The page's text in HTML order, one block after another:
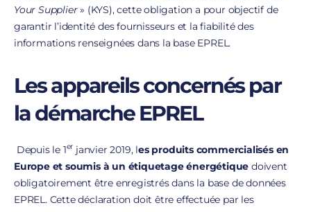
Your Supplier» (KYS), cette obligation a pour objectif de
garantir l’identité des fournisseurs et la fiabilité des
informations renseignées dans la base EPREL.
Les appareils concernés par
la démarche EPREL
Depuis le 1er janvier 2019, les produits commercialisés en
Europe et soumis à un étiquetage énergétique doivent
obligatoirement être enregistrés dans la base de données
EPREL. Cette déclaration doit être effectuée par les